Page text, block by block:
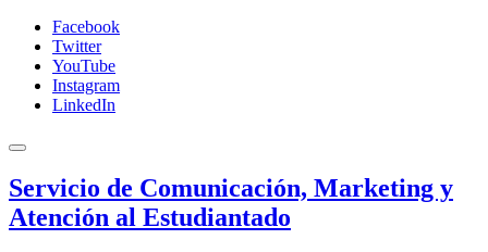
Facebook
Twitter
YouTube
Instagram
LinkedIn
Servicio de Comunicación, Marketing y
Atención al Estudiantado